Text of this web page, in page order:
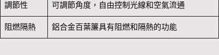
調節性 可調節角度，自由控制光線和空氣流通
阻燃隔熱 鋁合金百葉簾具有阻燃和隔熱的功能